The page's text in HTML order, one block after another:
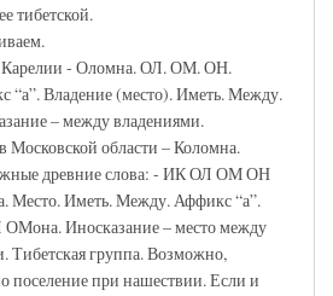
тибетской.
Карелии - Оломна. ОЛ. ОМ. ОН.
“а”. Владение (место). Иметь. Между.
– между владениями.
Московской области – Коломна.
древние слова: - ИК ОЛ ОМ ОН
Место. Иметь. Между. Аффикс “а”.
Иносказание – место между
Тибетская группа. Возможно,
поселение при нашествии. Если и